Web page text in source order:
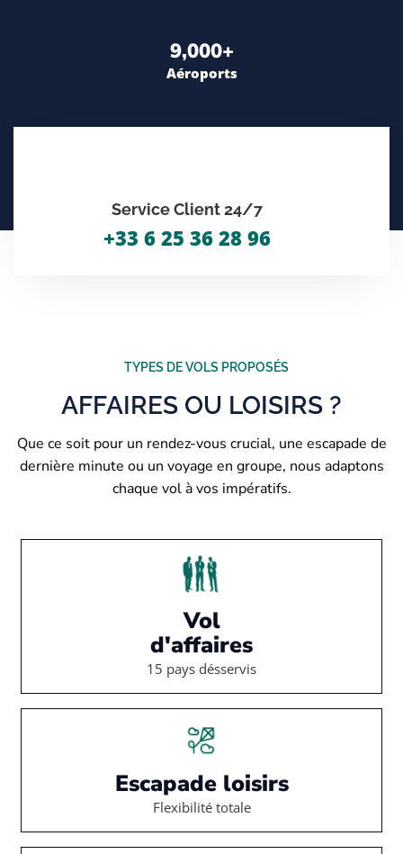
Aéroports
9,000+
Service Client 24/7
+33 6 25 36 28 96
TYPES DE VOLS PROPOSÉS
AFFAIRES OU LOISIRS ?
Que ce soit pour un rendez-vous crucial, une escapade de
dernière minute ou un voyage en groupe, nous adaptons
chaque vol à vos impératifs.
Vol
d'affaires
15 pays désservis
Escapade loisirs
Flexibilité totale